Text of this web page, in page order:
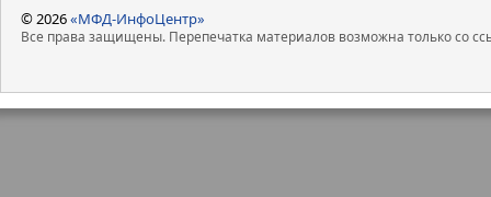
© 2026«МФД-ИнфоЦентр»
Все права защищены. Перепечатка материалов возможна только со